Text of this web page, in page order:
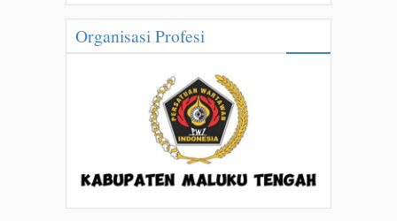
Organisasi Profesi